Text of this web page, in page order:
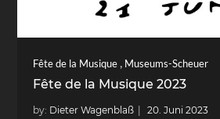
Fête de la Musique Museums-Scheuer
Fête de la Musique 2023
by: Dieter Wagenblaß